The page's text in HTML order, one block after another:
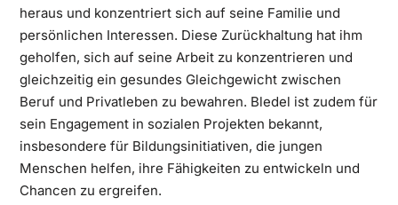
heraus und konzentriert sich auf seine Familie und
persönlichen Interessen. Diese Zurückhaltung hat ihm
geholfen, sich auf seine Arbeit zu konzentrieren und
gleichzeitig ein gesundes Gleichgewicht zwischen
Beruf und Privatleben zu bewahren. Bledel ist zudem für
sein Engagement in sozialen Projekten bekannt,
insbesondere für Bildungsinitiativen, die jungen
Menschen helfen, ihre Fähigkeiten zu entwickeln und
Chancen zu ergreifen.